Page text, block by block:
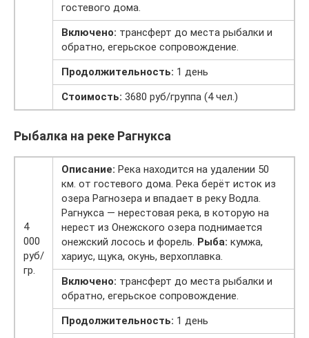
гостевого дома.
Включено: трансферт до места рыбалки и
обратно, егерьское сопровождение.
Продолжительность: 1 день
Стоимость: 3680 руб/группа (4 чел.)
Рыбалка на реке Рагнукса
4
000
руб/
гр.
Описание: Река находится на удалении 50
км. от гостевого дома. Река берёт исток из
озера Рагнозера и впадает в реку Водла.
Рагнукса — нерестовая река, в которую на
нерест из Онежского озера поднимается
онежский лосось и форель. Рыба: кумжа,
хариус, щука, окунь, верхоплавка.
Включено: трансферт до места рыбалки и
обратно, егерьское сопровождение.
Продолжительность: 1 день